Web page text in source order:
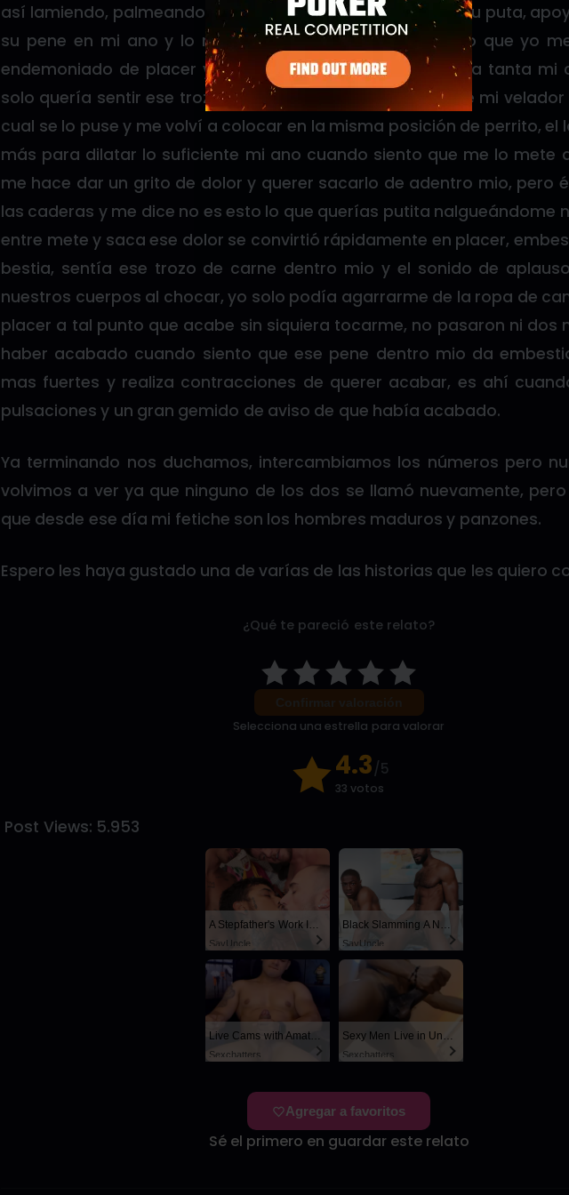
así lamiendo, palmeando mi trasero y tratándome como su puta,
su pene en mi ano y lo masajeaba queriendo entrar a lo que yo
endemoniado de placer y le suplico que ya lo metiera, era tanta mi
solo quería sentir ese trozo de carne dentro mio, saqué de mi velador
cual se lo puse y me volví a colocar en la misma posición de perrito, el
más para dilatar lo suficiente mi ano cuando siento que me lo mete
me hace dar un grito de dolor y querer sacarlo de adentro mio, pero
las caderas y me dice no es esto lo que querías putita nalgueándome
entre mete y saca ese dolor se convirtió rápidamente en placer,
bestia, sentía ese trozo de carne dentro mio y el sonido de
nuestros cuerpos al chocar, yo solo podía agarrarme de la ropa de
placer a tal punto que acabe sin siquiera tocarme, no pasaron ni dos
haber acabado cuando siento que ese pene dentro mio da
mas fuertes y realiza contracciones de querer acabar, es ahí
pulsaciones y un gran gemido de aviso de que había acabado.
Ya terminando nos duchamos, intercambiamos los números pero
volvimos a ver ya que ninguno de los dos se llamó nuevamente,
que desde ese día mi fetiche son los hombres maduros y panzones.
Espero les haya gustado una de varías de las historias que les quiero
¿Qué te pareció este relato?
Selecciona una estrella para valorar
4.3/5
33 votos
Post Views: 5.953
A Stepfather's Work Is Never Done
SayUncle
Black Slamming A Nerd
SayUncle
Live Cams with Amateur Men
Sexchatters
Sexy Men Live in United States
Sexchatters
Agregar a favoritos
Sé el primero en guardar este relato